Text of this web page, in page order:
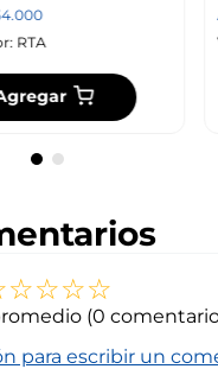
.000
RTA
☆☆☆☆
(0
para escribir un